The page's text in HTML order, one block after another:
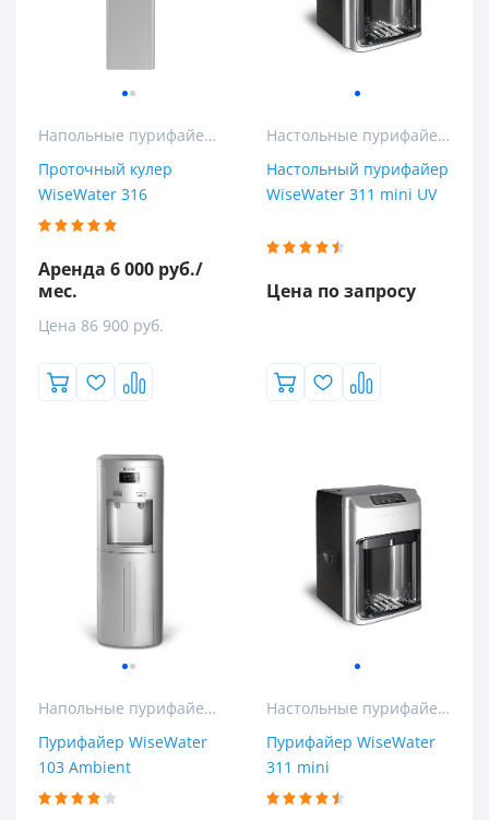
Напольные пурифайеры
Проточный кулер
WiseWater 316
Аренда 6 000 руб./
мес.
Цена 86 900 руб.
Настольные пурифайеры
Настольный пурифайер
WiseWater 311 mini UV
Цена по запросу
Напольные пурифайеры
Пурифайер WiseWater
103 Ambient
Настольные пурифайеры
Пурифайер WiseWater
311 mini